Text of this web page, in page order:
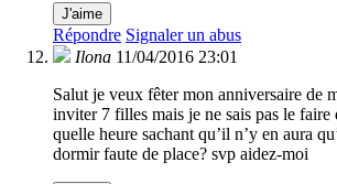
J'aime
Répondre Signaler un abus
Ilona 11/04/2016 23:01
Salut je veux fêter mon anniversaire de
inviter 7 filles mais je ne sais pas le faire
quelle heure sachant qu’il n’y en aura
dormir faute de place? svp aidez-moi